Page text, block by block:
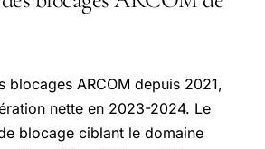
blocages ARCOM depuis 2021,
nette en 2023-2024. Le
blocage ciblant le domaine